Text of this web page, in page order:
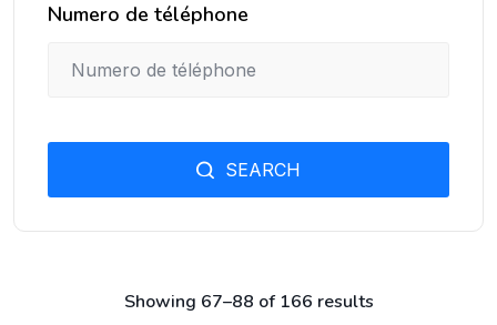
Showing 67–88 of 166 results
Numero de téléphone
SEARCH